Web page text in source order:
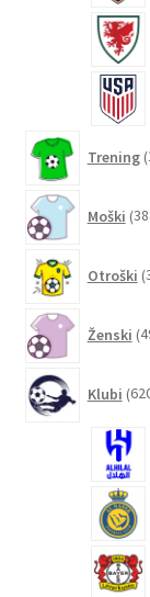
Trening
Moški
Otroški
Ženski
Klubi